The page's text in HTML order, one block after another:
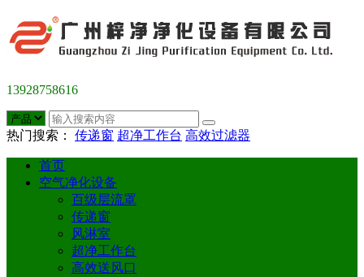
13928758616
热门搜索： 传递窗 超净工作台 高效过滤器
首页
空气净化设备
百级层流罩
传递窗
风淋室
超净工作台
高效送风口